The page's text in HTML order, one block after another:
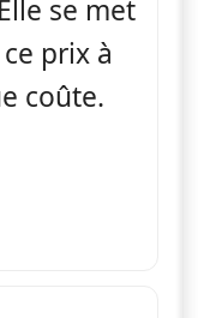
se met
prix à
coûte.